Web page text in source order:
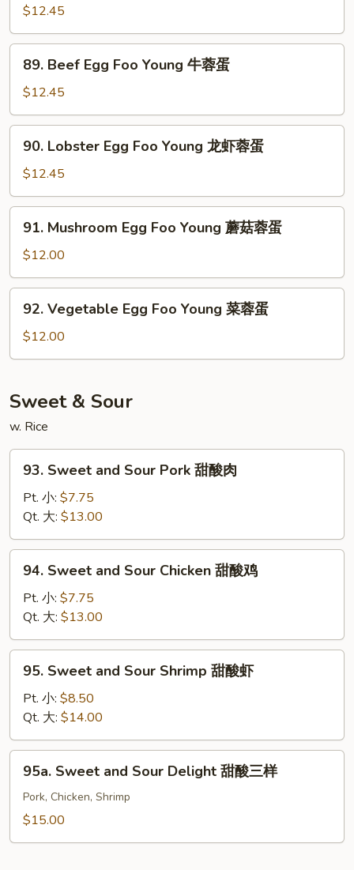
Egg
Foo
Young
$12.45
Beef
Egg
Foo
Young
89. Beef Egg Foo Young 牛蓉蛋
$12.45
Lobster
Egg
Foo
Young
蛋
90. Lobster Egg Foo Young 龙虾蓉蛋
$12.45
Mushroom
Egg
Foo
Young
91. Mushroom Egg Foo Young 蘑菇蓉蛋
$12.00
Vegetable
Egg
Foo
菜
蓉
蛋
92. Vegetable Egg Foo Young 菜蓉蛋
$12.00
Sweet & Sour
w. Rice
Sweet
and
Sour
Pork
甜
93. Sweet and Sour Pork 甜酸肉
Pt. 小: $7.75
Qt. 大: $13.00
Sweet
and
Sour
Chicken
甜
94. Sweet and Sour Chicken 甜酸鸡
Pt. 小: $7.75
Qt. 大: $13.00
Sweet
and
Sour
Shrimp
甜
95. Sweet and Sour Shrimp 甜酸虾
Pt. 小: $8.50
Qt. 大: $14.00
Sweet
and
Sour
95a. Sweet and Sour Delight 甜酸三样
Pork, Chicken, Shrimp
$15.00